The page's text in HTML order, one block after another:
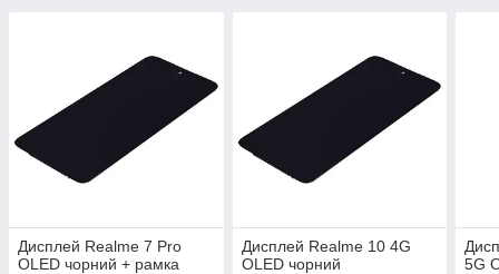
Дисплей Realme 7 Pro
OLED чорний + рамка
Дисплей Realme 10 4G
OLED чорний
5G